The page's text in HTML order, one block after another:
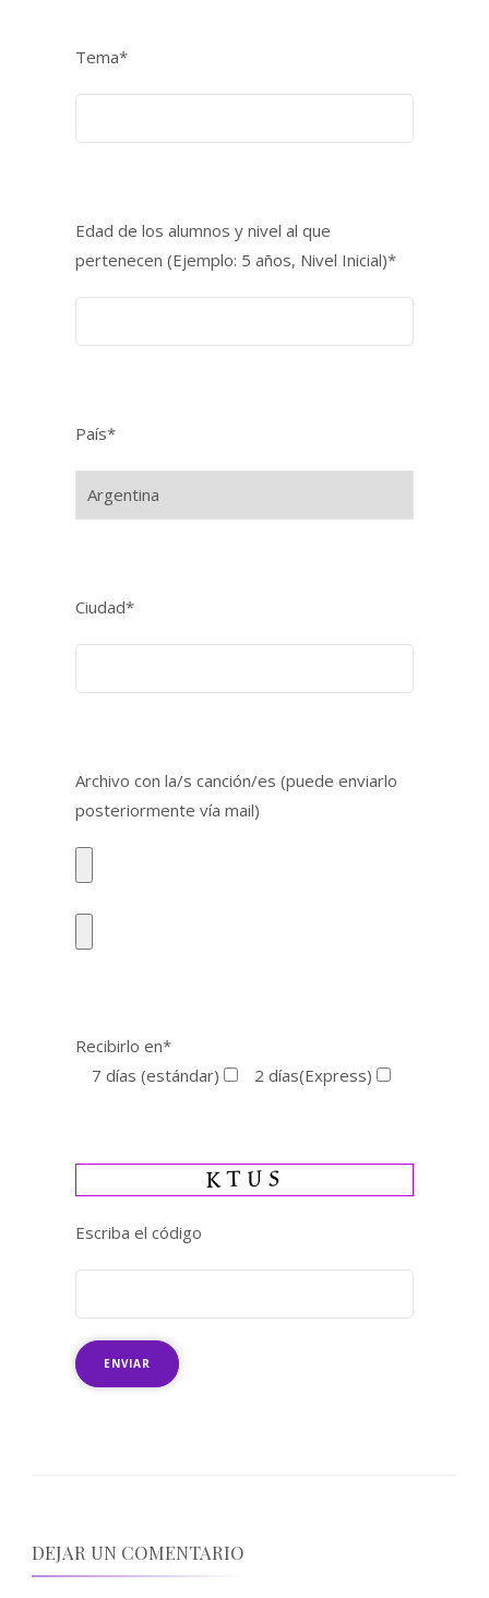
Tema*
Edad de los alumnos y nivel al que
pertenecen (Ejemplo: 5 años, Nivel Inicial)*
País*
Ciudad*
Archivo con la/s canción/es (puede enviarlo
posteriormente vía mail)
Recibirlo en*
7 días (estándar)
2 días(Express)
Escriba el código
DEJAR UN COMENTARIO